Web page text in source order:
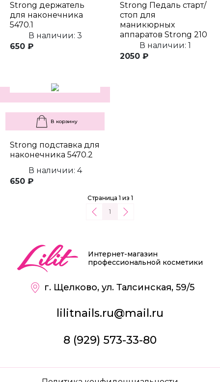
Strong держатель
для наконечника
5470.1
В наличии: 3
650 ₽
Strong Педаль старт/
стоп для
маникюрных
аппаратов Strong 210
В наличии: 1
2050 ₽
В корзину
Strong подставка для
наконечника 5470.2
В наличии: 4
650 ₽
Страница 1 из 1
1
Интернет-магазин
профессиональной косметики
г. Щелково, ул. Талсинская, 59/5
lilitnails.ru@mail.ru
8 (929) 573-33-80